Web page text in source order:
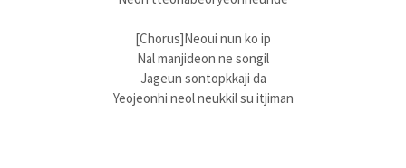
[Chorus]Neoui nun ko ip
Nal manjideon ne songil
Jageun sontopkkaji da
Yeojeonhi neol neukkil su itjiman